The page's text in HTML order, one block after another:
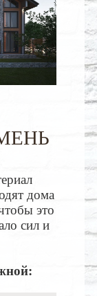
дома
это
сил и